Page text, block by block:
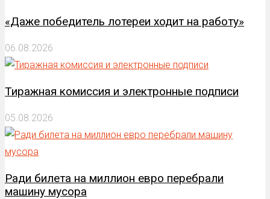
«Даже победитель лотереи ходит на работу»
06.08.2026
Тиражная комиссия и электронные подписи
05.08.2026
Ради билета на миллион евро перебрали
машину мусора